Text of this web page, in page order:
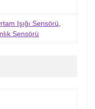
Işığı Sensörü,
Sensörü